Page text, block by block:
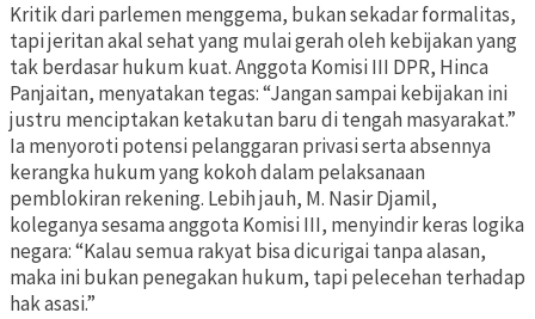
Kritik dari parlemen menggema, bukan sekadar formalitas,
tapi jeritan akal sehat yang mulai gerah oleh kebijakan yang
tak berdasar hukum kuat. Anggota Komisi III DPR, Hinca
Panjaitan, menyatakan tegas: “Jangan sampai kebijakan ini
justru menciptakan ketakutan baru di tengah masyarakat.”
Ia menyoroti potensi pelanggaran privasi serta absennya
kerangka hukum yang kokoh dalam pelaksanaan
pemblokiran rekening. Lebih jauh, M. Nasir Djamil,
koleganya sesama anggota Komisi III, menyindir keras logika
negara: “Kalau semua rakyat bisa dicurigai tanpa alasan,
maka ini bukan penegakan hukum, tapi pelecehan terhadap
hak asasi.”